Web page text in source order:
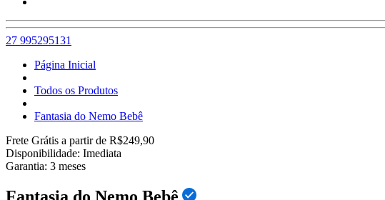
27 995295131
Página Inicial
Todos os Produtos
Fantasia do Nemo Bebê
Frete Grátis a partir de R$249,90
Disponibilidade: Imediata
Garantia: 3 meses